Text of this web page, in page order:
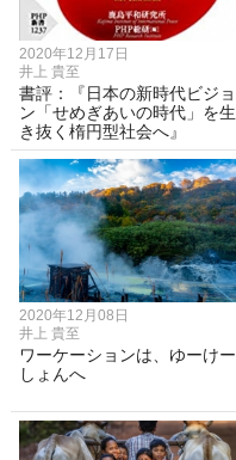
2020年12月17日
井上 貴至
書評：『日本の新時代ビジョ
ン「せめぎあいの時代」を生
き抜く楕円型社会へ』
2020年12月08日
井上 貴至
ワーケーションは、ゆーけー
しょんへ